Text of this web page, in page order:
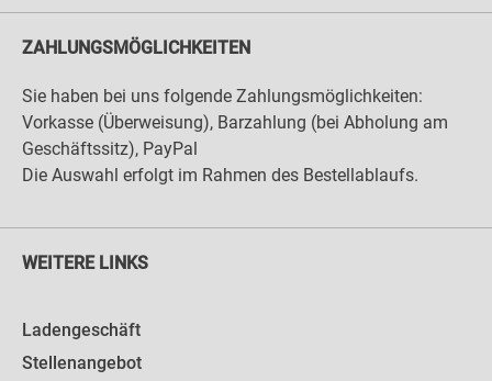
ZAHLUNGSMÖGLICHKEITEN
Sie haben bei uns folgende Zahlungsmöglichkeiten:
Vorkasse (Überweisung), Barzahlung (bei Abholung am
Geschäftssitz), PayPal
Die Auswahl erfolgt im Rahmen des Bestellablaufs.
WEITERE LINKS
Ladengeschäft
Stellenangebot